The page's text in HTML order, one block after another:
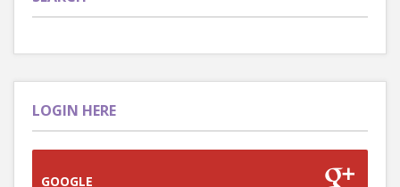
LOGIN HERE
GOOGLE